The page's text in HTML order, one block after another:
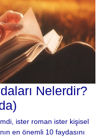
Nelerdir?
ister roman ister kişisel
en önemli 10 faydasını